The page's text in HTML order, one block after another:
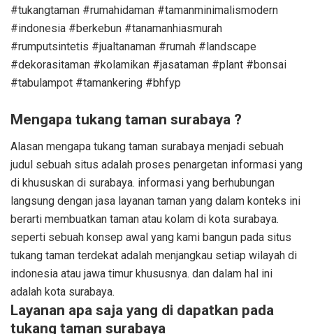
#tukangtaman #rumahidaman #tamanminimalismodern
#indonesia #berkebun #tanamanhiasmurah
#rumputsintetis #jualtanaman #rumah #landscape
#dekorasitaman #kolamikan #jasataman #plant #bonsai
#tabulampot #tamankering #bhfyp
Mengapa tukang taman surabaya ?
Alasan mengapa tukang taman surabaya menjadi sebuah
judul sebuah situs adalah proses penargetan informasi yang
di khususkan di surabaya. informasi yang berhubungan
langsung dengan jasa layanan taman yang dalam konteks ini
berarti membuatkan taman atau kolam di kota surabaya.
seperti sebuah konsep awal yang kami bangun pada situs
tukang taman terdekat adalah menjangkau setiap wilayah di
indonesia atau jawa timur khususnya. dan dalam hal ini
adalah kota surabaya.
Layanan apa saja yang di dapatkan pada
tukang taman surabaya